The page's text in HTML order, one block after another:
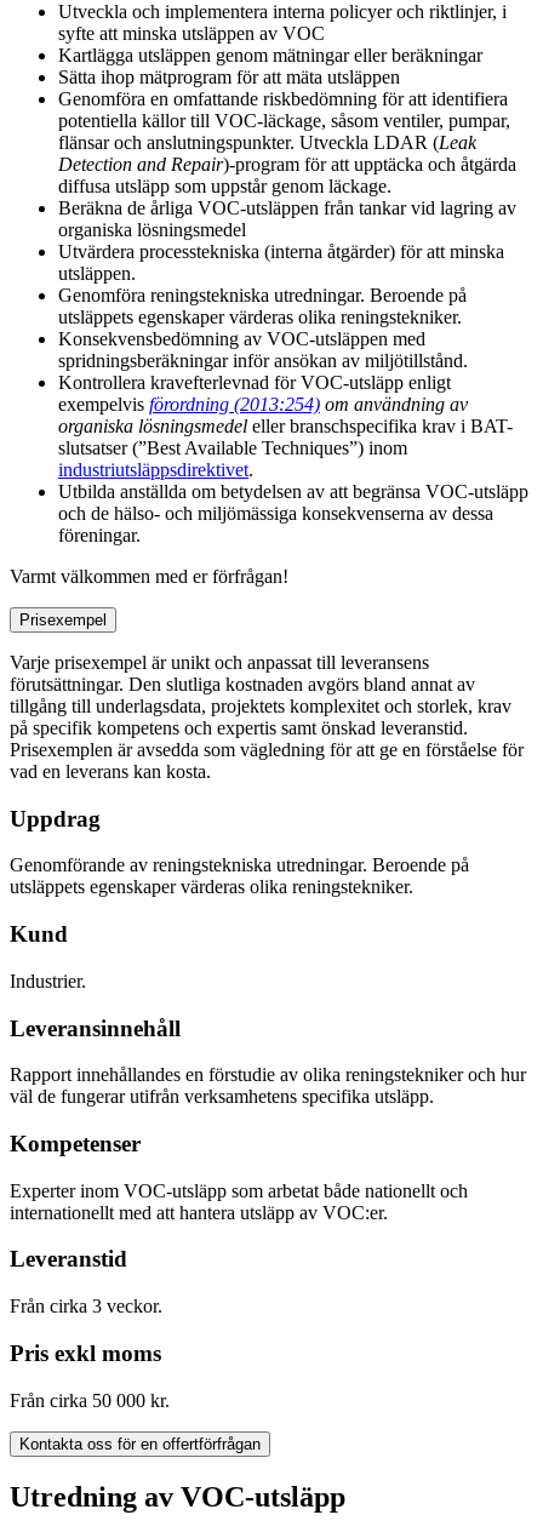
Utveckla och implementera interna policyer och riktlinjer, i
syfte att minska utsläppen av VOC
Kartlägga utsläppen genom mätningar eller beräkningar
Sätta ihop mätprogram för att mäta utsläppen
Genomföra en omfattande riskbedömning för att identifiera
potentiella källor till VOC-läckage, såsom ventiler, pumpar,
flänsar och anslutningspunkter. Utveckla LDAR (Leak
Detection and Repair)-program för att upptäcka och åtgärda
diffusa utsläpp som uppstår genom läckage.
Beräkna de årliga VOC-utsläppen från tankar vid lagring av
organiska lösningsmedel
Utvärdera processtekniska (interna åtgärder) för att minska
utsläppen.
Genomföra reningstekniska utredningar. Beroende på
utsläppets egenskaper värderas olika reningstekniker.
Konsekvensbedömning av VOC-utsläppen med
spridningsberäkningar inför ansökan av miljötillstånd.
Kontrollera kravefterlevnad för VOC-utsläpp enligt
exempelvis förordning (2013:254) om användning av
organiska lösningsmedel eller branschspecifika krav i BAT-
slutsatser (”Best Available Techniques”) inom
industriutsläppsdirektivet.
Utbilda anställda om betydelsen av att begränsa VOC-utsläpp
och de hälso- och miljömässiga konsekvenserna av dessa
föreningar.
Varmt välkommen med er förfrågan!
Prisexempel
Varje prisexempel är unikt och anpassat till leveransens
förutsättningar. Den slutliga kostnaden avgörs bland annat av
tillgång till underlagsdata, projektets komplexitet och storlek, krav
på specifik kompetens och expertis samt önskad leveranstid.
Prisexemplen är avsedda som vägledning för att ge en förståelse för
vad en leverans kan kosta.
Uppdrag
Genomförande av reningstekniska utredningar. Beroende på
utsläppets egenskaper värderas olika reningstekniker.
Kund
Industrier.
Leveransinnehåll
Rapport innehållandes en förstudie av olika reningstekniker och hur
väl de fungerar utifrån verksamhetens specifika utsläpp.
Kompetenser
Experter inom VOC-utsläpp som arbetat både nationellt och
internationellt med att hantera utsläpp av VOC:er.
Leveranstid
Från cirka 3 veckor.
Pris exkl moms
Från cirka 50 000 kr.
Kontakta oss för en offertförfrågan
Utredning av VOC-utsläpp